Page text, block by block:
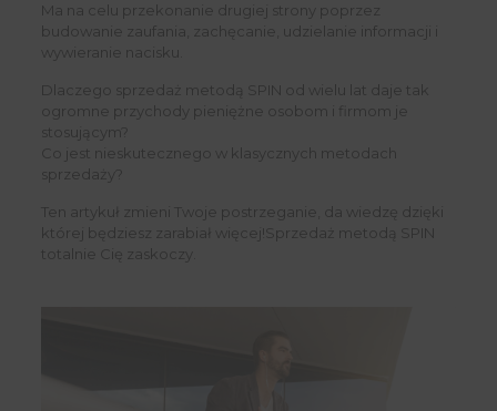
Ma na celu przekonanie drugiej strony poprzez
budowanie zaufania, zachęcanie, udzielanie informacji i
wywieranie nacisku.
Dlaczego sprzedaż metodą SPIN od wielu lat daje tak
ogromne przychody pieniężne osobom i firmom je
stosującym?
Co jest nieskutecznego w klasycznych metodach
sprzedaży?
Ten artykuł zmieni Twoje postrzeganie, da wiedzę dzięki
której będziesz zarabiał więcej!Sprzedaż metodą SPIN
totalnie Cię zaskoczy.